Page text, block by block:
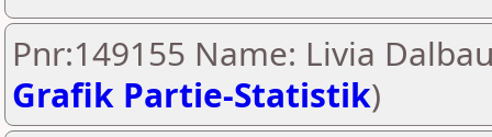
Pnr:149155 Name: Livia
Grafik Partie-Statistik)